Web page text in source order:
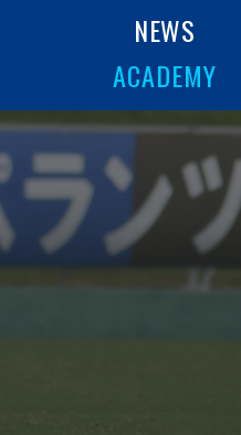
NEWS
ACADEMY